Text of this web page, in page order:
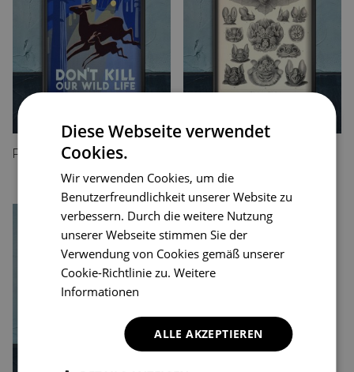
24.99 EUR
Diese Webseite verwendet
Cookies.
Wir verwenden Cookies, um die
Benutzerfreundlichkeit unserer Website zu
verbessern. Durch die weitere Nutzung
unserer Webseite stimmen Sie der
Verwendung von Cookies gemäß unserer
Cookie-Richtlinie zu.Weitere
Informationen
ALLE AKZEPTIEREN